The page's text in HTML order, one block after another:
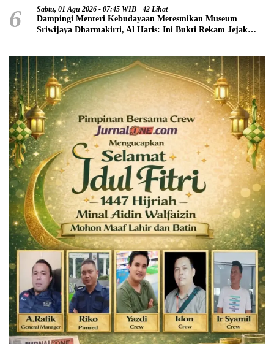
6 Sabtu, 01 Agu 2026 - 07:45 WIB 42 Lihat
Dampingi Menteri Kebudayaan Meresmikan Museum
Sriwijaya Dharmakirti, Al Haris: Ini Bukti Rekam Jejak